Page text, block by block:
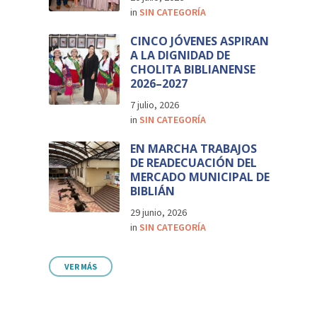
inSIN CATEGORÍA
CINCO JÓVENES ASPIRAN
A LA DIGNIDAD DE
CHOLITA BIBLIANENSE
2026–2027
7 julio, 2026
inSIN CATEGORÍA
EN MARCHA TRABAJOS
DE READECUACIÓN DEL
MERCADO MUNICIPAL DE
BIBLIÁN
29 junio, 2026
inSIN CATEGORÍA
VER MÁS